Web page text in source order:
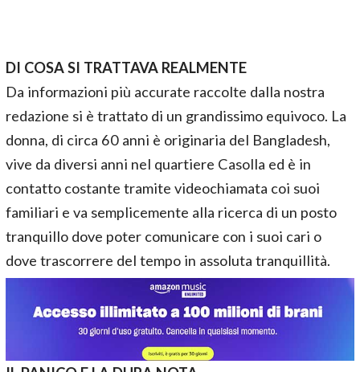
DI COSA SI TRATTAVA REALMENTE
Da informazioni più accurate raccolte dalla nostra
redazione si è trattato di un grandissimo equivoco. La
donna, di circa 60 anni è originaria del Bangladesh,
vive da diversi anni nel quartiere Casolla ed è in
contatto costante tramite videochiamata coi suoi
familiari e va semplicemente alla ricerca di un posto
tranquillo dove poter comunicare con i suoi cari o
dove trascorrere del tempo in assoluta tranquillità.